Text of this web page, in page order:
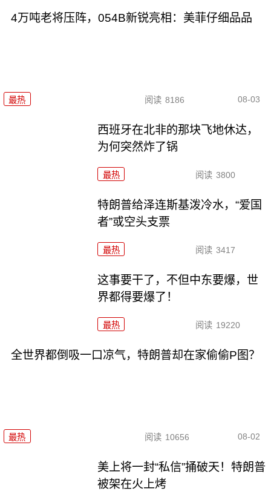
4万吨老将压阵，054B新锐亮相：美菲仔细品品
最热 阅读 8186 08-03
西班牙在北非的那块飞地休达，
为何突然炸了锅
最热 阅读 3800
特朗普给泽连斯基泼冷水，“爱国
者”或空头支票
最热 阅读 3417
这事要干了，不但中东要爆，世
界都得要爆了！
最热 阅读 19220
全世界都倒吸一口凉气，特朗普却在家偷偷P图？
最热 阅读 10656 08-02
美上将一封“私信”捅破天！特朗普
被架在火上烤